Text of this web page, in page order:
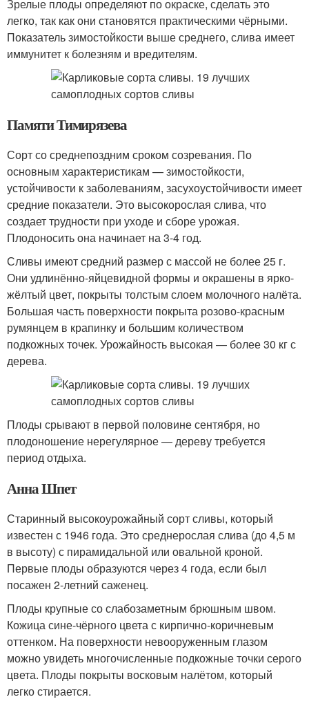
Зрелые плоды определяют по окраске, сделать это
легко, так как они становятся практическими чёрными.
Показатель зимостойкости выше среднего, слива имеет
иммунитет к болезням и вредителям.
Памяти Тимирязева
Сорт со среднепоздним сроком созревания. По
основным характеристикам — зимостойкости,
устойчивости к заболеваниям, засухоустойчивости имеет
средние показатели. Это высокорослая слива, что
создает трудности при уходе и сборе урожая.
Плодоносить она начинает на 3-4 год.
Сливы имеют средний размер с массой не более 25 г.
Они удлинённо-яйцевидной формы и окрашены в ярко-
жёлтый цвет, покрыты толстым слоем молочного налёта.
Большая часть поверхности покрыта розово-красным
румянцем в крапинку и большим количеством
подкожных точек. Урожайность высокая — более 30 кг с
дерева.
Плоды срывают в первой половине сентября, но
плодоношение нерегулярное — дереву требуется
период отдыха.
Анна Шпет
Старинный высокоурожайный сорт сливы, который
известен с 1946 года. Это среднерослая слива (до 4,5 м
в высоту) с пирамидальной или овальной кроной.
Первые плоды образуются через 4 года, если был
посажен 2-летний саженец.
Плоды крупные со слабозаметным брюшным швом.
Кожица сине-чёрного цвета с кирпично-коричневым
оттенком. На поверхности невооруженным глазом
можно увидеть многочисленные подкожные точки серого
цвета. Плоды покрыты восковым налётом, который
легко стирается.